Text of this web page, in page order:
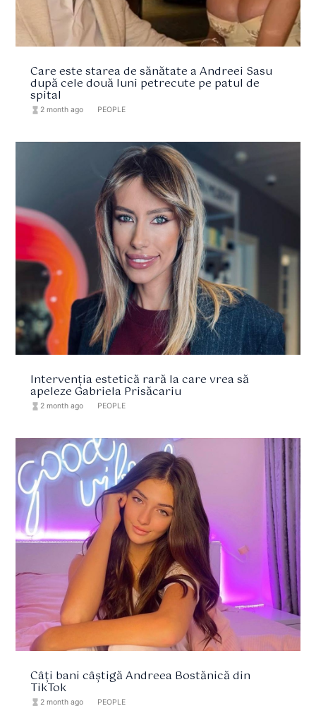
Care este starea de sănătate a Andreei Sasu
după cele două luni petrecute pe patul de
spital
hourglass_full 2 month ago PEOPLE
Intervenția estetică rară la care vrea să
apeleze Gabriela Prisăcariu
hourglass_full 2 month ago PEOPLE
Câți bani câștigă Andreea Bostănică din
TikTok
hourglass_full 2 month ago PEOPLE